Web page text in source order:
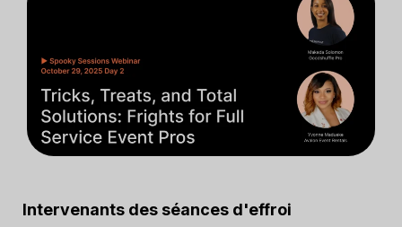
Intervenants des séances d'effroi